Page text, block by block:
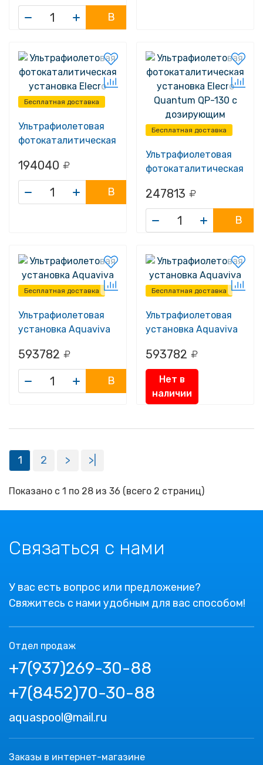
indicator +
дозирующий насос
В
корзину
Бесплатная доставка
Ультрафиолетовая
фотокаталитическая
Quantum Q-130
194040
В
корзину
Бесплатная доставка
Ультрафиолетовая
фотокаталитическая
Quantum QP-130 с
дозирующим
насосом
247813
В
корзину
Бесплатная доставка
Ультрафиолетовая
установка Aquaviva
593782
В
корзину
Бесплатная доставка
Ультрафиолетовая
установка Aquaviva
593782
Нет в
наличии
1 2 > >|
Показано с 1 по 28 из 36 (всего 2 страниц)
Связаться с нами
У вас есть вопрос или предложение?
Свяжитесь с нами удобным для вас способом!
Отдел продаж
+7(937)269-30-88
+7(8452)70-30-88
aquaspool@mail.ru
Заказы в интернет-магазине